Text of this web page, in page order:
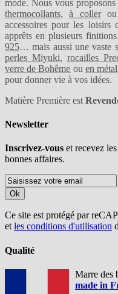
mode. Nous vous
thermocollants,à coller
accessoires pour les loisirs
apprêts en plusieurs
925… mais aussi une vaste
perles Miyuki, rocailles
verre de Bohême ou en métal
pour donner vie à vos idées.
Matière Première est
Newsletter
Inscrivez-vous et recevez
bonnes affaires.
Ok
Ce site est protégé par
etles conditions d'utilisation
Qualité
Marre des
made in